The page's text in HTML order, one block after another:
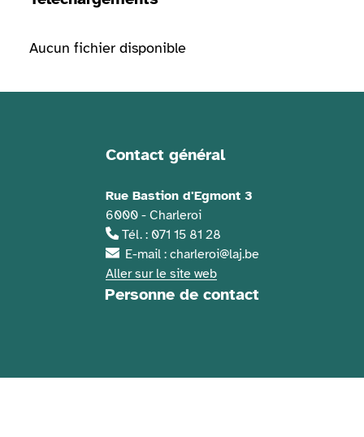
Aucun fichier disponible
Informations de contact
Contact général
Rue Bastion d'Egmont 3
6000 - Charleroi
Tél. : 071 15 81 28
E-mail : charleroi@laj.be
Aller sur le site web
Personne de contact